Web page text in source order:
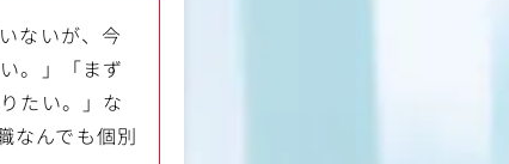
ないが、今
。」「まず
たい。」な
なんでも個別